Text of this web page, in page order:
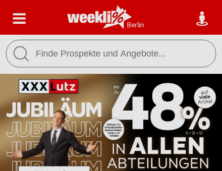
Berlin